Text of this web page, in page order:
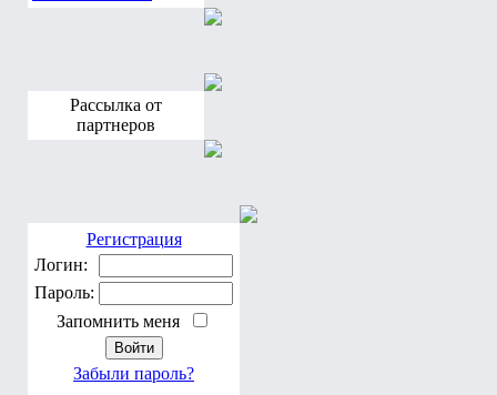
Рассылка от
Регистрация
Запомнить меня